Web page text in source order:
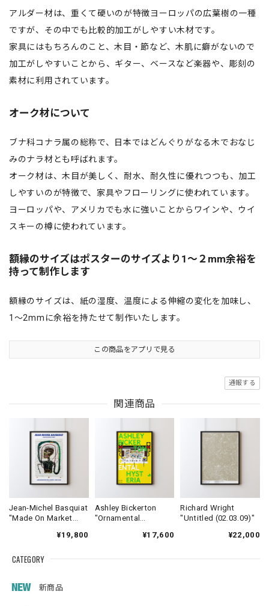
CATEGORY
新商品
アルダー材は、重くて硬いのが特徴ヨーロッパの広葉樹の一種
ですが、その中でも比較的加工がしやすい木材です。
家具にはもちろんのこと、木目・節など、木肌に癖がないので
加工がしやすいことから、ギター、ベースなど楽器や、彫刻の
素材に利用されています。
オーク材について
ブナ科コナラ属の総称で、日本ではどんぐりがなる木でおなじ
みのナラ材とも呼ばれます。
オーク材は、木目が美しく、耐水、耐久性に優れつつも、加工
しやすいのが特徴で、家具やフローリングに使われています。
ヨーロッパや、アメリカでも水に強いことからワインや、ウイ
スキーの樽に使われています。
額縁のサイズはポスターのサイズより1〜２mm余裕を
持って制作します
額縁のサイズは、紙の湿度、温度による伸縮の変化を加味し、
1〜2mmに余裕を持たせて制作いたします。
この商品をアプリで見る
通報する
関連商品
Jean-Michel Basquiat
"Made On Market
¥19,800
Ashley Bickerton
"Ornamental
¥17,600
Richard Wright
"Untitled (02.03.09)"
¥22,000